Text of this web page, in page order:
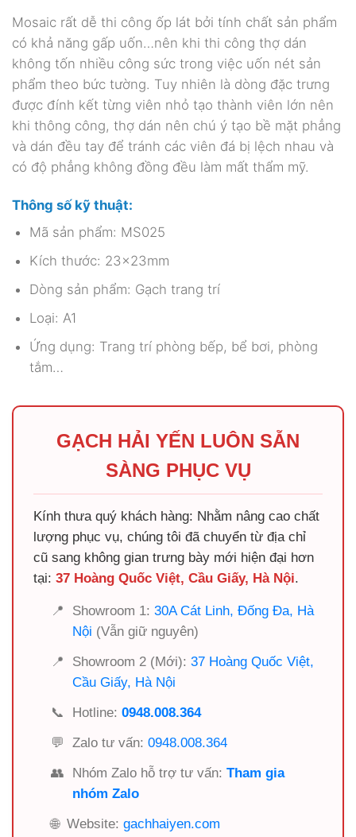
Mosaic rất dễ thi công ốp lát bởi tính chất sản phẩm
có khả năng gấp uốn…nên khi thi công thợ dán
không tốn nhiều công sức trong việc uốn nét sản
phẩm theo bức tường. Tuy nhiên là dòng đặc trưng
được đính kết từng viên nhỏ tạo thành viên lớn nên
khi thông công, thợ dán nên chú ý tạo bề mặt phẳng
và dán đều tay để tránh các viên đá bị lệch nhau và
có độ phẳng không đồng đều làm mất thẩm mỹ.
Thông số kỹ thuật:
Mã sản phẩm: MS025
Kích thước: 23x23mm
Dòng sản phẩm: Gạch trang trí
Loại: A1
Ứng dụng: Trang trí phòng bếp, bể bơi, phòng
tắm…
GẠCH HẢI YẾN LUÔN SẴN
SÀNG PHỤC VỤ
Kính thưa quý khách hàng: Nhằm nâng cao chất
lượng phục vụ, chúng tôi đã chuyển từ địa chỉ
cũ sang không gian trưng bày mới hiện đại hơn
tại: 37 Hoàng Quốc Việt, Cầu Giấy, Hà Nội.
📍 Showroom 1: 30A Cát Linh, Đống Đa, Hà
Nội (Vẫn giữ nguyên)
📍
Showroom 2 (Mới): 37 Hoàng Quốc Việt,
Cầu Giấy, Hà Nội
📞
Hotline: 0948.008.364
💬
Zalo tư vấn: 0948.008.364
👥
Nhóm Zalo hỗ trợ tư vấn: Tham gia
nhóm Zalo
🌐 Website: gachhaiyen.com